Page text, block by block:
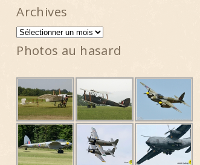
Archives
Archives
Photos au hasard